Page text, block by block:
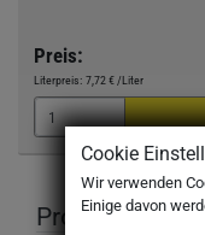
Preis:
Literpreis: 7,72 € /Liter
Cookie
Wir verwenden
Einige davon